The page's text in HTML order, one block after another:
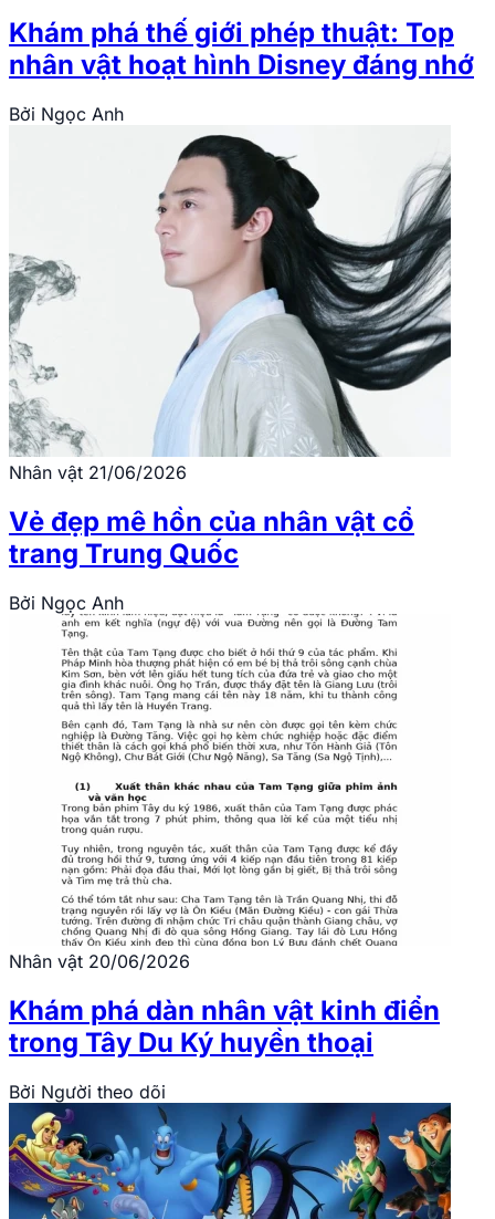
Khám phá thế giới phép thuật: Top
nhân vật hoạt hình Disney đáng nhớ
Bởi Ngọc Anh
Nhân vật 21/06/2026
Vẻ đẹp mê hồn của nhân vật cổ
trang Trung Quốc
Bởi Ngọc Anh
Nhân vật 20/06/2026
Khám phá dàn nhân vật kinh điển
trong Tây Du Ký huyền thoại
Bởi Người theo dõi